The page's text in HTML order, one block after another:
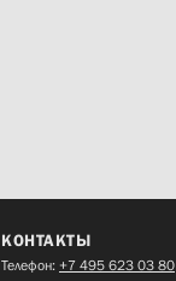
КОНТАКТЫ
Телефон: +7 495 623 03 80